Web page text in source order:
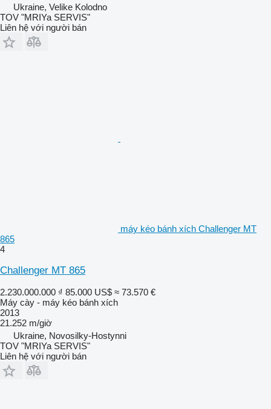
Ukraine, Velike Kolodno
TOV "MRIYa SERVIS"
Liên hệ với người bán
máy kéo bánh xích Challenger MT
865
4
Challenger MT 865
2.230.000.000 ₫ 85.000 US$ ≈ 73.570 €
Máy cày - máy kéo bánh xích
2013
21.252 m/giờ
Ukraine, Novosilky-Hostynni
TOV "MRIYa SERVIS"
Liên hệ với người bán